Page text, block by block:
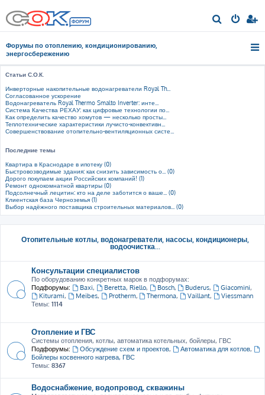
о
Форумы по отоплению, кондиционированию,
энергосбережению
Статьи С.О.К.
Инверторные накопительные водонагреватели Royal Th...
Согласованное ускорение
Водонагреватель Royal Thermo Smalto Inverter: инте...
Система Качества РЕХАУ: как цифровые технологии по...
Как определить качество хомутов — несколько просты...
Теплотехнические характеристики лучисто-конвективн...
Совершенствование отопительно-вентиляционных систе...
Последние темы
Квартира в Краснодаре в ипотеку (0)
Быстровозводимые здания: как снизить зависимость о... (0)
Дорого покупаем акции Российских компаний! (1)
Ремонт однокомнатной квартиры (0)
Подсолнечный лецитин: кто на деле заботится о ваше... (0)
Клиентская база Черноземья (1)
Выбор надёжного поставщика строительных материалов... (0)
Отопительные котлы, водонагреватели, насосы, кондиционеры,
водоочистка...
Консультации специалистов
По оборудованию конкретных марок в подфорумах:
Подфорумы:
Baxi, Beretta, Riello, Bosch, Buderus, Giacomini,
Kiturami, Meibes, Protherm, Thermona, Vaillant,
Viessmann
Темы: 1114
Отопление и ГВС
Системы отопления, котлы, автоматика котельных, бойлеры, ГВС
Подфорумы:
Обсуждение схем и проектов, Автоматика для котлов,
Бойлеры косвенного нагрева, ГВС
Темы: 8367
Водоснабжение, водопровод, скважины